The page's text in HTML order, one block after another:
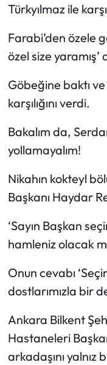
Türkyılmaz ile
Farabi’den özele
özel size yaramış’
Göbeğine baktı
karşılığını verdi.
Bakalım da,
yollamayalım!
Nikahın kokteyl
Başkanı Haydar
‘Sayın Başkan
hamleniz olacak
Onun cevabı
dostlarımızla bir
Ankara Bilkent
Hastaneleri
arkadaşını yalnız
Turizm
Teknoloji